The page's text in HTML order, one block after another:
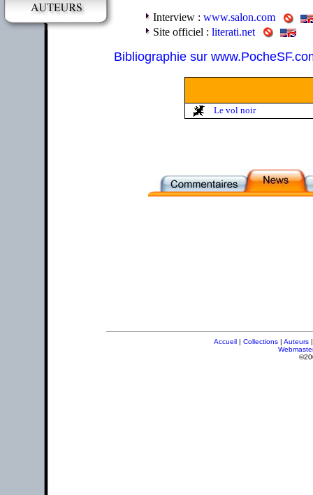
Interview : www.salon.com
Site officiel : literati.net
Bibliographie sur
Le vol noir
Accueil | Collections | Auteurs